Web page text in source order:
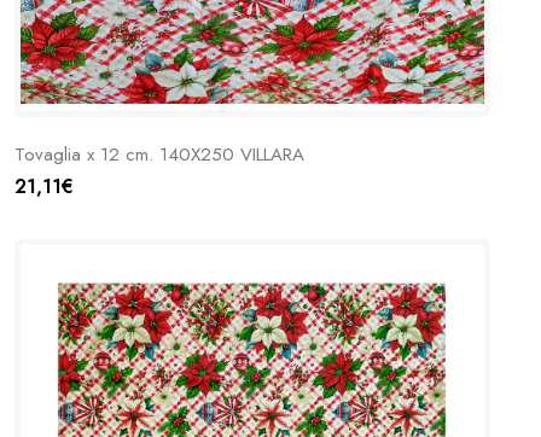
Tovaglia x 12 cm. 140X250 VILLARA
21,11€